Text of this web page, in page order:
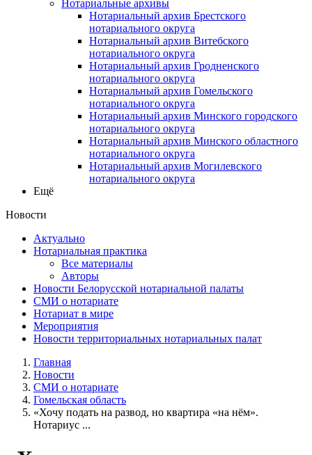
Нотариальные архивы
Нотариальный архив Брестского
нотариального округа
Нотариальный архив Витебского
нотариального округа
Нотариальный архив Гродненского
нотариального округа
Нотариальный архив Гомельского
нотариального округа
Нотариальный архив Минского городского
нотариального округа
Нотариальный архив Минского областного
нотариального округа
Нотариальный архив Могилевского
нотариального округа
Ещё
Новости
Актуально
Нотариальная практика
Все материалы
Авторы
Новости Белорусской нотариальной палаты
СМИ о нотариате
Нотариат в мире
Мероприятия
Новости территориальных нотариальных палат
Главная
Новости
СМИ о нотариате
Гомельская область
«Хочу подать на развод, но квартира «на нём».
Нотариус ...